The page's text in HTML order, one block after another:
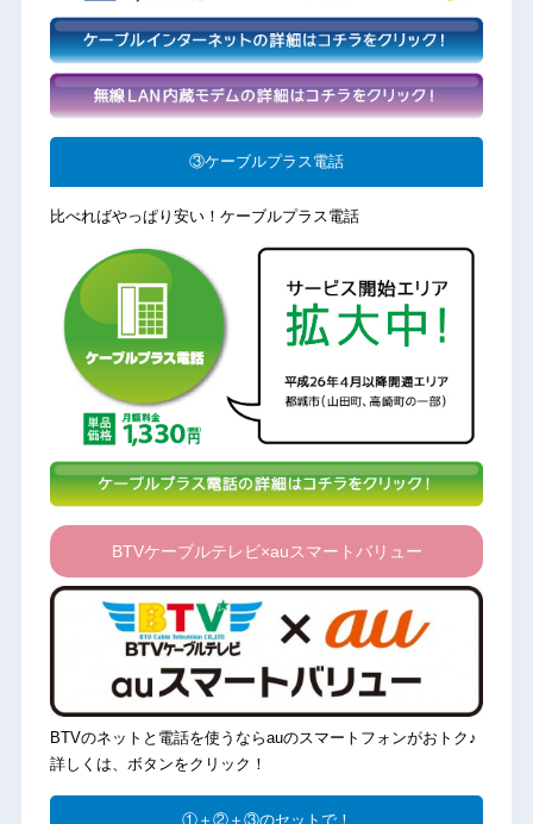
③ケーブルプラス電話
比べればやっぱり安い！ケーブルプラス電話
BTVケーブルテレビ×auスマートバリュー
BTVのネットと電話を使うならauのスマートフォンがおトク♪
詳しくは、ボタンをクリック！
①＋②＋③のセットで！